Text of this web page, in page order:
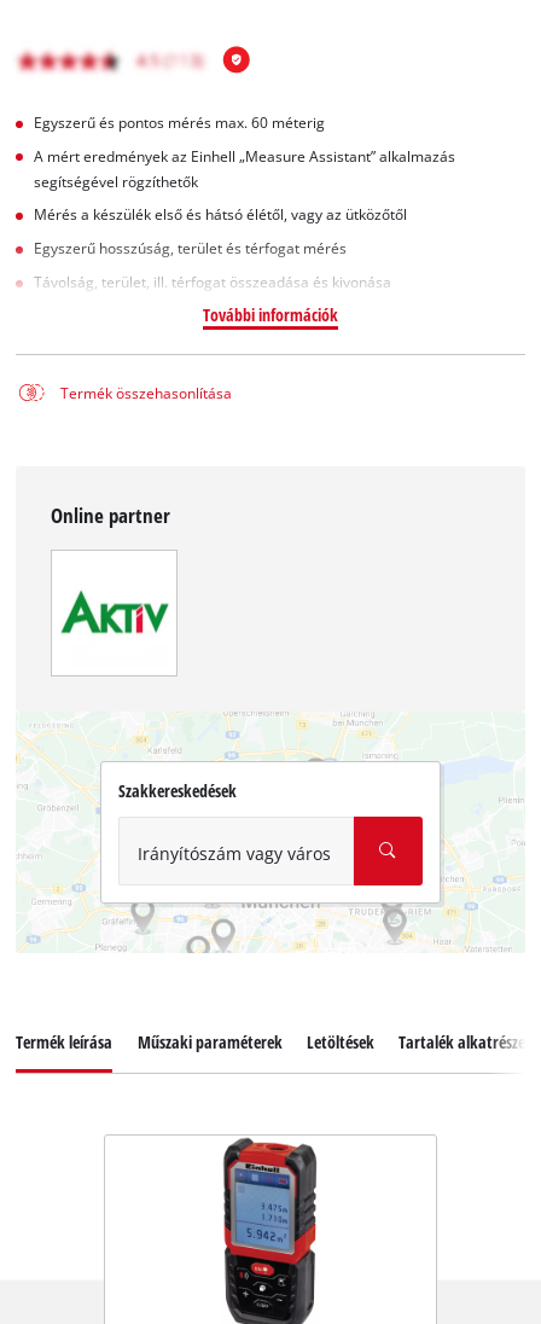
Egyszerű és pontos mérés max. 60 méterig
A mért eredmények az Einhell „Measure Assistant” alkalmazás
segítségével rögzíthetők
Mérés a készülék első és hátsó élétől, vagy az ütközőtől
Egyszerű hosszúság, terület és térfogat mérés
Távolság, terület, ill. térfogat összeadása és kivonása
További információk
Termék összehasonlítása
Online partner
Szakkereskedések
Irányítószám vagy város
Termék leírása Műszaki paraméterek Letöltések Tartalék alkatrészek